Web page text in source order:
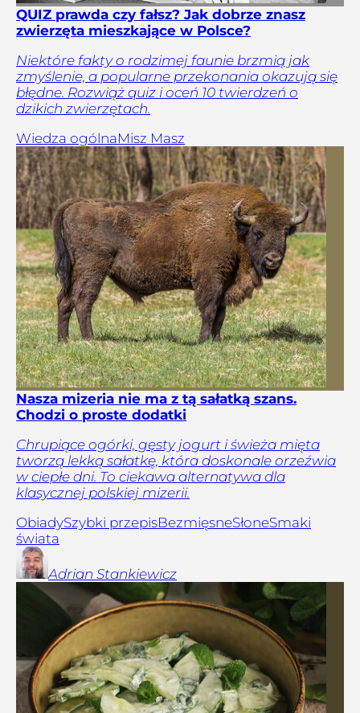
QUIZ prawda czy fałsz? Jak dobrze znasz
zwierzęta mieszkające w Polsce?
Niektóre fakty o rodzimej faunie brzmią jak
zmyślenie, a popularne przekonania okazują się
błędne. Rozwiąż quiz i oceń 10 twierdzeń o
dzikich zwierzętach.
Wiedza ogólnaMisz Masz
Nasza mizeria nie ma z tą sałatką szans.
Chodzi o proste dodatki
Chrupiące ogórki, gęsty jogurt i świeża mięta
tworzą lekką sałatkę, która doskonale orzeźwia
w ciepłe dni. To ciekawa alternatywa dla
klasycznej polskiej mizerii.
ObiadySzybki przepisBezmięsneSłoneSmaki
świata
Adrian Stankiewicz